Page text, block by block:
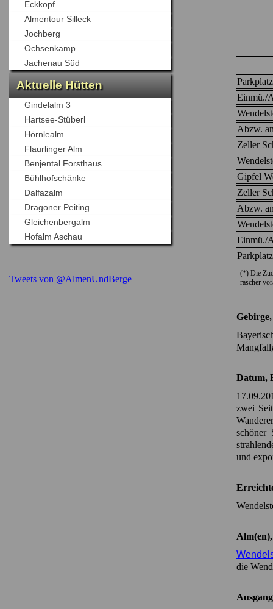
Eckkopf
Almentour Silleck
Jochberg
Ochsenkamp
Jachenau Süd
Aktuelle Hütten
Gindelalm 3
Hartsee-Stüberl
Hörnlealm
Flaurlinger Alm
Benjental Forsthaus
Bühlhofschänke
Dalfazalm
Dragoner Peiting
Gleichenbergalm
Hofalm Aschau
Tweets von @AlmenUndBerge
Einmü./
Abzw.
Zeller
Gipfel
Zeller
Abzw.
Einmü./
(*) Die
rascher
Datum,
zwei
schöner
und
die